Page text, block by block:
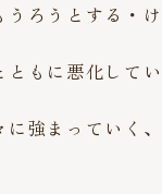
ろうとする・け
もに悪化してい
強まっていく、